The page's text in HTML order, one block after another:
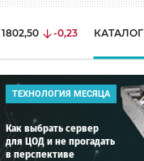
1802,50 -0,23 КАТАЛОГ
ТЕХНОЛОГИЯ МЕСЯЦА
Как выбрать сервер
для ЦОД и не прогадать
в перспективе